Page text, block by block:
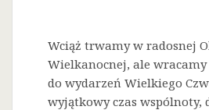
Wciąż trwamy w radosnej
Wielkanocnej, ale wracamy
do wydarzeń Wielkiego
wyjątkowy czas wspólnoty,